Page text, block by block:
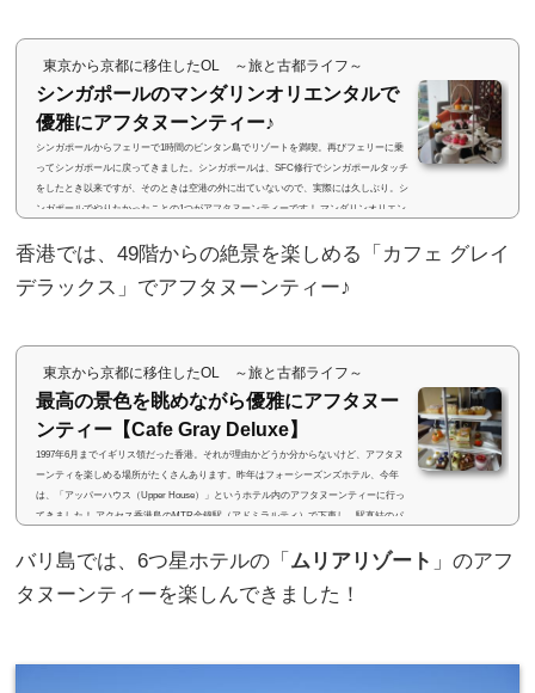
東京から京都に移住したOL ～旅と古都ライフ～
シンガポールのマンダリンオリエンタルで
優雅にアフタヌーンティー♪
シンガポールからフェリーで1時間のビンタン島でリゾートを満喫。再びフェリーに乗
ってシンガポールに戻ってきました。シンガポールは、SFC修行でシンガポールタッチ
をしたとき以来ですが、そのときは空港の外に出ていないので、実際には久しぶり。シ
ンガポールでやりたかったことの1つがアフタヌーンティーです！ マンダリンオリエン
え）でアフタヌーンティーを楽しみましたが、今回は、マンダリンオリエンタルホテ
香港では、49階からの絶景を楽しめる「カフェ グレイ
デラックス」でアフタヌーンティー♪
東京から京都に移住したOL ～旅と古都ライフ～
最高の景色を眺めながら優雅にアフタヌー
ンティー【Cafe Gray Deluxe】
1997年6月までイギリス領だった香港。それが理由かどうか分からないけど、アフタヌ
ーンティを楽しめる場所がたくさんあります。昨年はフォーシーズンズホテル、今年
は、「アッパーハウス（Upper House）」というホテル内のアフタヌーンティーに行っ
てきました！ アクセス香港島のMTR金鐘駅（アドミラルティ）で下車し、駅直結のパ
モールは非常に綺麗で、様々なお店が入っています。「The Upper House」の案内にし
バリ島では、6つ星ホテルの「 ムリアリゾート 」のアフ
タヌーンティーを楽しんできました！